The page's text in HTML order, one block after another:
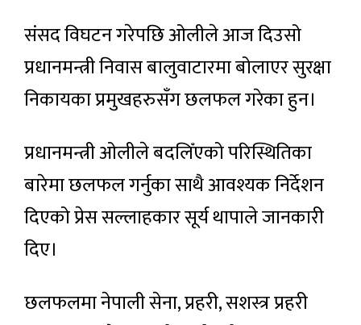
संसद विघटन गरेपछि ओलीले आज दिउसो
प्रधानमन्त्री निवास बालुवाटारमा बोलाएर सुरक्षा
निकायका प्रमुखहरुसँग छलफल गरेका हुन।
प्रधानमन्त्री ओलीले बदलिँएको परिस्थितिका
बारेमा छलफल गर्नुका साथै आवश्यक निर्देशन
दिएको प्रेस सल्लाहकार सूर्य थापाले जानकारी
दिए।
छलफलमा नेपाली सेना, प्रहरी, सशस्त्र प्रहरी